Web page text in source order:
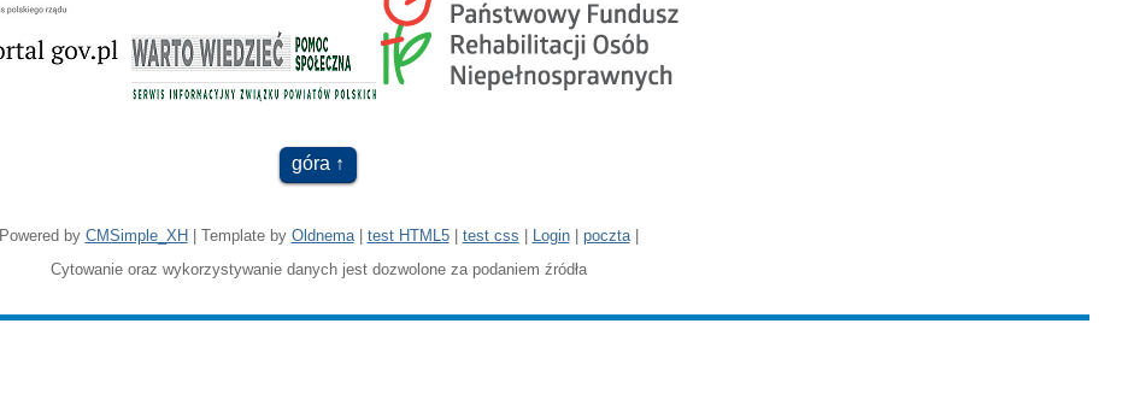
góra
Powered by CMSimple_XH | Template by Oldnema| test HTML5| test css Login| poczta|
Cytowanie oraz wykorzystywanie danych jest dozwolone za podaniem źródła